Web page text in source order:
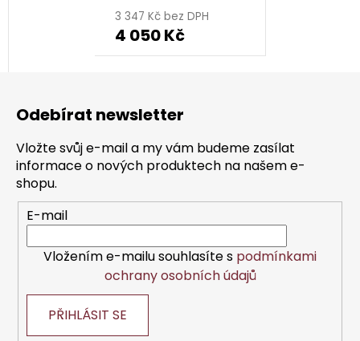
3 347 Kč bez DPH
4 050 Kč
Odebírat newsletter
Vložte svůj e-mail a my vám budeme zasílat
informace o nových produktech na našem e-
shopu.
E-mail
Vložením e-mailu souhlasíte s podmínkami
ochrany osobních údajů
PŘIHLÁSIT SE